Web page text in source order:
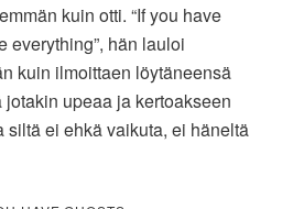
kuin otti. “If you have
everything”, hän lauloi
kuin ilmoittaen löytäneensä
upeaa ja kertoakseen
siltä ei ehkä vaikuta, ei häneltä